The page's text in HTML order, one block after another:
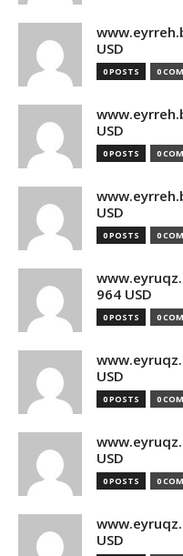
USD
0 POSTS 0
USD
0 POSTS 0
USD
0 POSTS 0
964 USD
0 POSTS 0
USD
0 POSTS 0
USD
0 POSTS 0
USD